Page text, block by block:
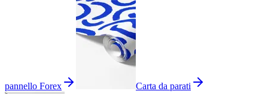
pannello Forex Carta da parati